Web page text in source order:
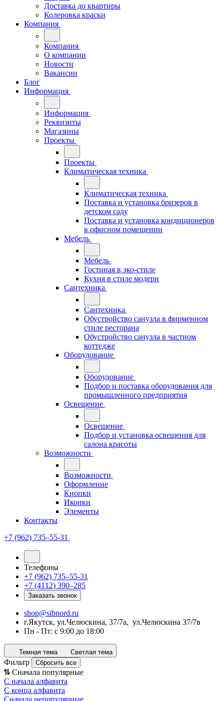
Доставка до квартиры
Колеровка краски
Компания
Компания
О компании
Новости
Вакансии
Блог
Информация
Информация
Реквизиты
Магазины
Проекты
Проекты
Климатическая техника
Климатическая техника
Поставка и установка бризеров в
детском саду
Поставка и установка кондиционеров
в офисном помещении
Мебель
Мебель
Гостиная в эко-стиле
Кухня в стиле модерн
Сантехника
Сантехника
Обустройство санузла в фирменном
стиле ресторана
Обустройство санузла в частном
коттедже
Оборудование
Оборудование
Подбор и поставка оборудования для
промышленного предприятия
Освещение
Освещение
Подбор и установка освещения для
салона красоты
Возможности
Возможности
Оформление
Кнопки
Иконки
Элементы
Контакты
+7 (962) 735‒55-31
Телефоны
+7 (962) 735‒55-31
+7 (4112) 390‒285
Заказать звонок
shop@sibnord.ru
​г.Якутск, ул.Челюскина, 37/7а, ул.Челюскина 37/7в
Пн - Пт: с 9:00 до 18:00
Темная тема Светлая тема
Фильтр Сбросить все
Сначала популярные
С начала алфавита
С конца алфавита
Сначала непопулярные